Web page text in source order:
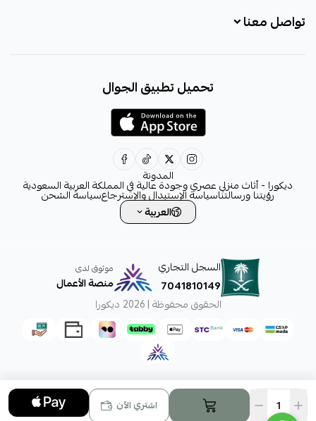
اشتري الآن
تواصل معنا
decora6586@gmail.com
تحميل تطبيق الجوال
المدونة
ديكورا - أثاث منزلي عصري وجودة عالية في المملكة العربية السعودية
رؤيتنا ورسالتناسياسة الإستبدال والإسترجاعسياسة الشحن
العربية
السجل التجاري
7041810149
موثوق لدى
منصة الأعمال
الحقوق محفوظة | 2026
ديكورا